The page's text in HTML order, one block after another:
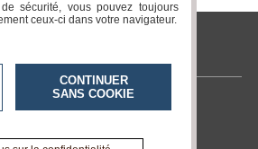
sécurité, vous pouvez toujours
ceux-ci dans votre navigateur.
CONTINUER
SANS COOKIE